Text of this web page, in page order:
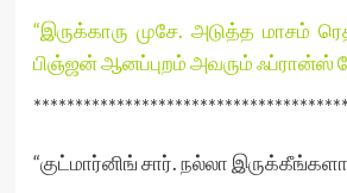
“இருக்காரு முசே. அடுத்த மாசம்
பிஞ்ஜன் ஆனப்புறம் அவரும் ஃப்ரான்ஸ்
“குட்மார்னிங் சார். நல்லா